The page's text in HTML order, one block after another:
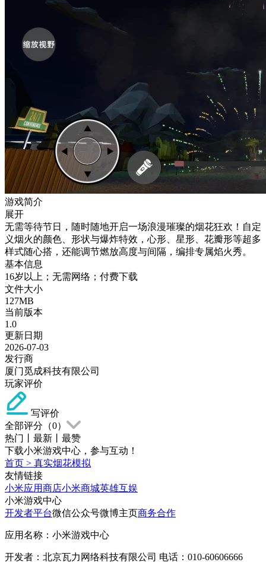
游戏简介
展开
无需等待节日，随时随地开启一场浪漫璀璨的烟花狂欢！自定
义烟火的颜色、形状与爆炸特效，心形、星形、花瓣形等超多
样式随心搭，还能调节燃放高度与间隔，编排专属焰火秀。
基本信息
16岁以上；无需网络；付费下载
文件大小
127MB
当前版本
1.0
更新日期
2026-07-03
发行商
厦门觅成科技有限公司
玩家评价
写评价
全部评分（0）
热门
最新
最赞
下载小米游戏中心，参与互动！
首页 > 真实烟花模拟
友情链接
小米应用商店小米商城英雄互娱
小米游戏中心
开发者平台微信公众号微博主页商务合作
应用名称：小米游戏中心
开发者：北京瓦力网络科技有限公司 电话：010-60606666